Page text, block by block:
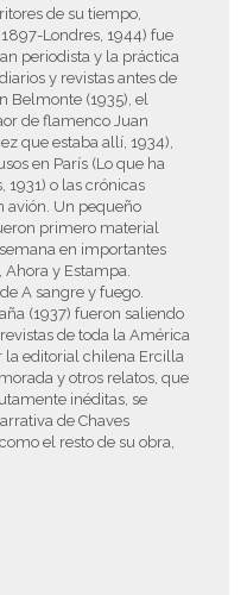
de su tiempo,
Londres, 1944) fue
periodista y la práctica
y revistas antes de
Belmonte (1935), el
de flamenco Juan
que estaba allí, 1934),
en París (Lo que ha
1931) o las crónicas
avión. Un pequeño
primero material
en importantes
y Estampa.
A sangre y fuego.
(1937) fueron saliendo
de toda la América
la editorial chilena Ercilla
y otros relatos, que
inéditas, se
de Chaves
el resto de su obra,